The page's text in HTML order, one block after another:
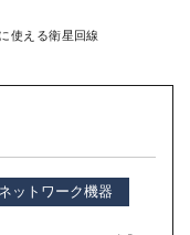
使える衛星回線
ットワーク機器